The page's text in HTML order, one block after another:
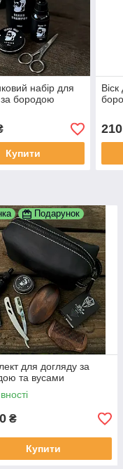
набір для
бородою
Купити
210
Подарунок
для догляду за
та вусами
₴
Купити